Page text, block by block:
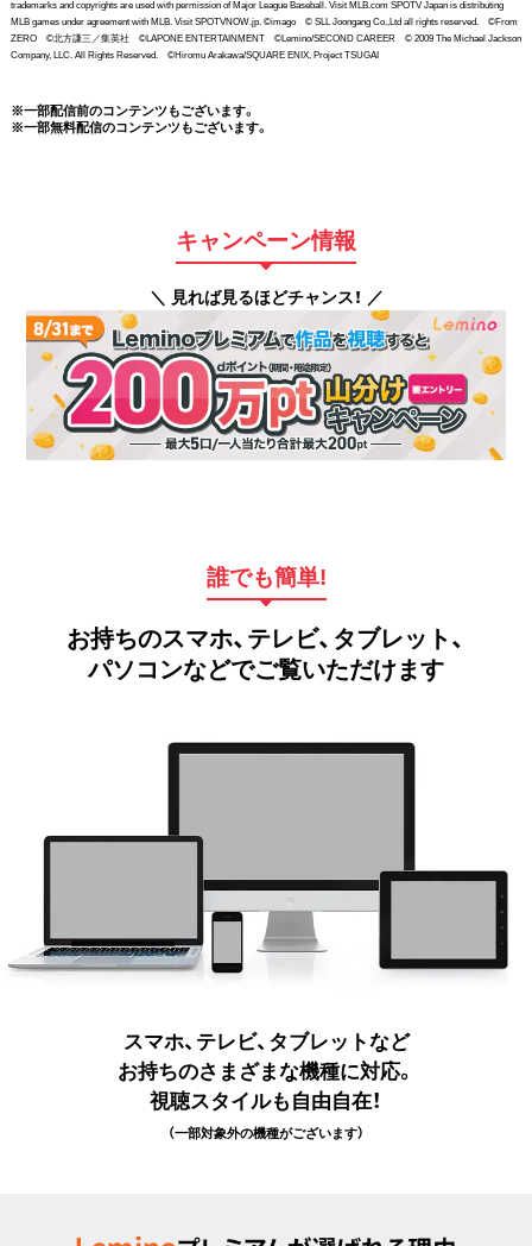
trademarks and copyrights are used with permission of Major League Baseball. Visit MLB.com SPOTV Japan is distributing
MLB games under agreement with MLB. Visit SPOTVNOW.jp. ©imago © SLL Joongang Co.,Ltd all rights reserved. ©From
ZERO ©北方謙三／集英社 ©LAPONE ENTERTAINMENT ©Lemino/SECOND CAREER © 2009 The Michael Jackson
Company, LLC. All Rights Reserved. ©Hiromu Arakawa/SQUARE ENIX, Project TSUGAI
※一部配信前のコンテンツもございます。
※一部無料配信のコンテンツもございます。
キャンペーン情報
＼ 見れば見るほどチャンス！ ／
誰でも簡単!
お持ちのスマホ、テレビ、タブレット、
パソコンなどでご覧いただけます
スマホ、テレビ、タブレットなど
お持ちのさまざまな機種に対応。
視聴スタイルも自由自在！
（一部対象外の機種がございます）